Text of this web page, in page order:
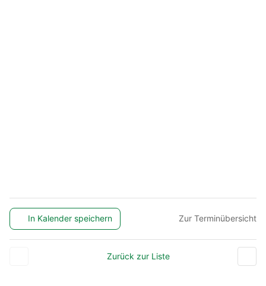
In Kalender speichern Zur Terminübersicht
Zurück zur Liste